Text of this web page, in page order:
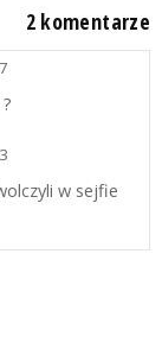
2 komentarze
w sejfie